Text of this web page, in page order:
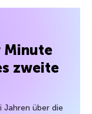
Minute
zweite
Jahren über die